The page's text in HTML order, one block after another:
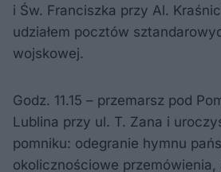
i Św. Franciszka przy Al.
udziałem pocztów
wojskowej.
Godz. 11.15 – przemarsz pod
Lublina przy ul. T. Zana i
pomniku: odegranie hymnu
okolicznościowe przemówienia,